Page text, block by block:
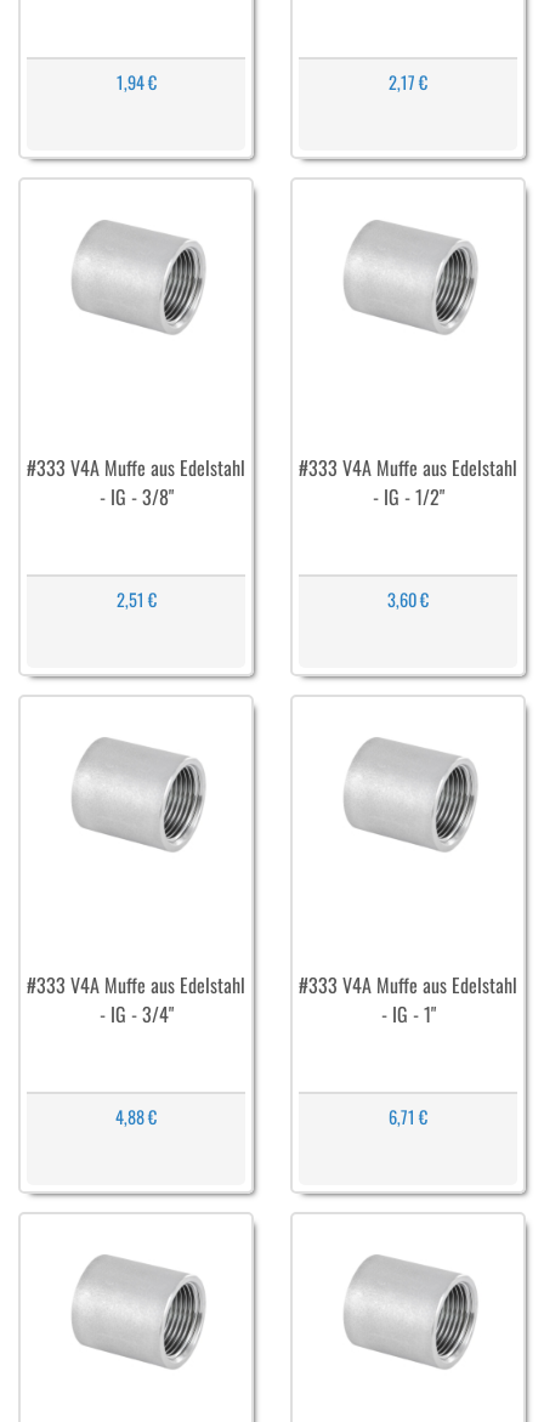
1,94 € 2,17 €
#333 V4A Muffe aus Edelstahl
- IG - 3/8"
2,51 €
#333 V4A Muffe aus Edelstahl
- IG - 1/2"
3,60 €
#333 V4A Muffe aus Edelstahl
- IG - 3/4"
4,88 €
#333 V4A Muffe aus Edelstahl
- IG - 1"
6,71 €